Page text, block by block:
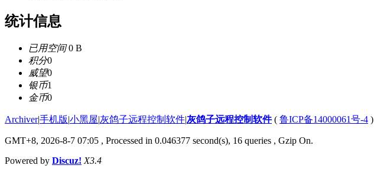
统计信息
已用空间0 B
积分0
威望0
银币1
金币0
Archiver|手机版|小黑屋|灰鸽子远程控制软件|灰鸽子远程控制软件( 鲁ICP备14000061号-4 )
GMT+8, 2026-8-7 07:05 , Processed in 0.046377 second(s), 16 queries , Gzip On.
Powered by Discuz! X3.4